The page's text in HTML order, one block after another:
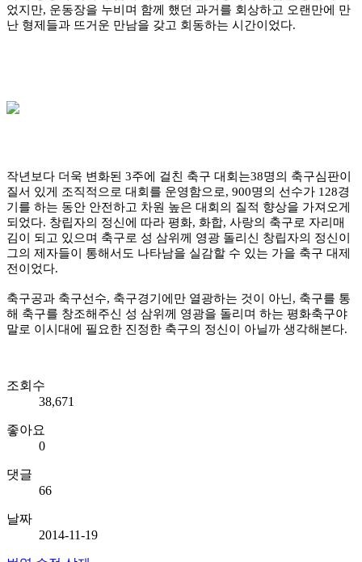
었지만, 운동장을 누비며 함께 했던 과거를 회상하고 오랜만에 만
난 형제들과 뜨거운 만남을 갖고 회동하는 시간이었다.
작년보다 더욱 변화된 3주에 걸친 축구 대회는38명의 축구심판이
질서 있게 조직적으로 대회를 운영함으로, 900명의 선수가 128경
기를 하는 동안 안전하고 차원 높은 대회의 질적 향상을 가져오게
되었다. 창립자의 정신에 따라 평화, 화합, 사랑의 축구로 자리매
김이 되고 있으며 축구로 성 삼위께 영광 돌리신 창립자의 정신이
그의 제자들이 통해서도 나타남을 실감할 수 있는 가을 축구 대제
전이었다.
축구공과 축구선수, 축구경기에만 열광하는 것이 아닌, 축구를 통
해 축구를 창조해주신 성 삼위께 영광을 돌리며 하는 평화축구야
말로 이시대에 필요한 진정한 축구의 정신이 아닐까 생각해본다.
조회수
38,671
좋아요
0
댓글
66
날짜
2014-11-19